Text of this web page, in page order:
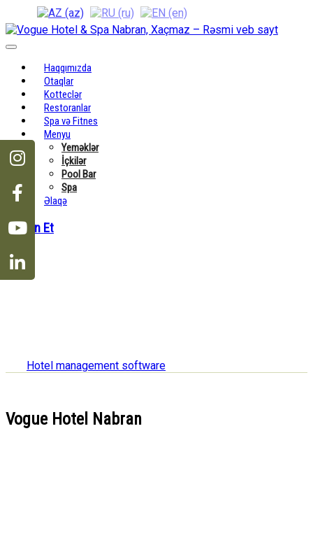
Toggle
navigationHaqqımızda
Otaqlar
Kotteclər
Restoranlar
Spa və Fitnes
Menyu
Yeməklər
İçkilər
Pool Bar
Spa
Əlaqə
Bron Et
Hotel management software
Vogue Hotel Nabran